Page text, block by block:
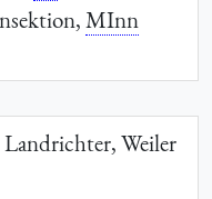
MInn
Landrichter, Weiler